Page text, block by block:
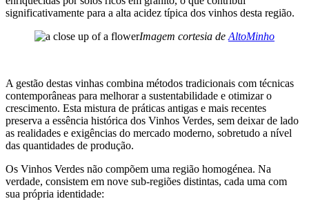
significativamente para a alta acidez típica dos vinhos desta região.
Imagem cortesia de AltoMinho
A gestão destas vinhas combina métodos tradicionais com técnicas
contemporâneas para melhorar a sustentabilidade e otimizar o
crescimento. Esta mistura de práticas antigas e mais recentes
preserva a essência histórica dos Vinhos Verdes, sem deixar de lado
as realidades e exigências do mercado moderno, sobretudo a nível
das quantidades de produção.
Os Vinhos Verdes não compõem uma região homogénea. Na
verdade, consistem em nove sub-regiões distintas, cada uma com
sua própria identidade: